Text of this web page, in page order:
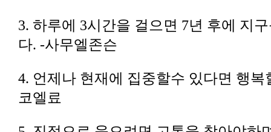
다. -사무엘존슨
코엘료